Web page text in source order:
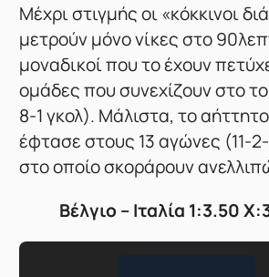
Μέχρι στιγμής οι «κόκκινοι
μετρούν μόνο νίκες στο
μοναδικοί που το έχουν
ομάδες που συνεχίζουν στο
8-1 γκολ). Μάλιστα, το
έφτασε στους 13 αγώνες (11-
στο οποίο σκοράρουν
Βέλγιο – Ιταλία 1:3.50